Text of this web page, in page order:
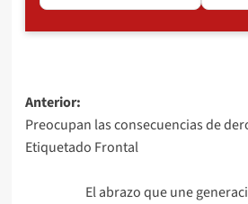
Navegación
de
entradas
Anterior:
Preocupan las consecuencias de
Etiquetado Frontal
El abrazo que une